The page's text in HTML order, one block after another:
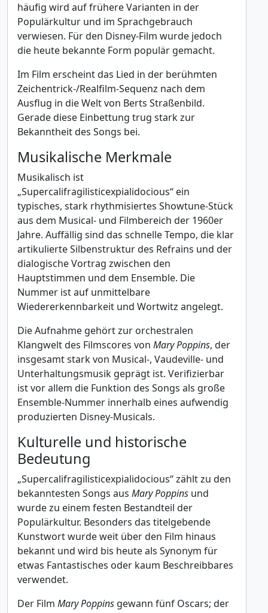
häufig wird auf frühere Varianten in der
Populärkultur und im Sprachgebrauch
verwiesen. Für den Disney-Film wurde jedoch
die heute bekannte Form populär gemacht.
Im Film erscheint das Lied in der berühmten
Zeichentrick-/Realfilm-Sequenz nach dem
Ausflug in die Welt von Berts Straßenbild.
Gerade diese Einbettung trug stark zur
Bekanntheit des Songs bei.
Musikalische Merkmale
Musikalisch ist
„Supercalifragilisticexpialidocious“ ein
typisches, stark rhythmisiertes Showtune-Stück
aus dem Musical- und Filmbereich der 1960er
Jahre. Auffällig sind das schnelle Tempo, die klar
artikulierte Silbenstruktur des Refrains und der
dialogische Vortrag zwischen den
Hauptstimmen und dem Ensemble. Die
Nummer ist auf unmittelbare
Wiedererkennbarkeit und Wortwitz angelegt.
Die Aufnahme gehört zur orchestralen
Klangwelt des Filmscores von Mary Poppins, der
insgesamt stark von Musical-, Vaudeville- und
Unterhaltungsmusik geprägt ist. Verifizierbar
ist vor allem die Funktion des Songs als große
Ensemble-Nummer innerhalb eines aufwendig
produzierten Disney-Musicals.
Kulturelle und historische
Bedeutung
„Supercalifragilisticexpialidocious“ zählt zu den
bekanntesten Songs aus Mary Poppins und
wurde zu einem festen Bestandteil der
Populärkultur. Besonders das titelgebende
Kunstwort wurde weit über den Film hinaus
bekannt und wird bis heute als Synonym für
etwas Fantastisches oder kaum Beschreibbares
verwendet.
Der Film Mary Poppins gewann fünf Oscars; der